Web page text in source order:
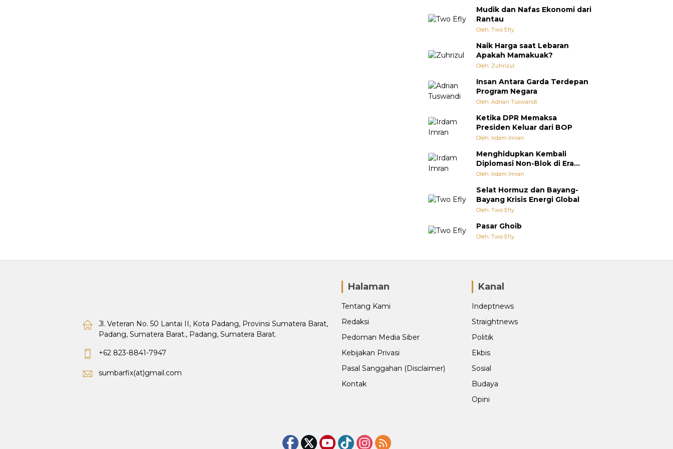
Mudik dan Nafas Ekonomi dari
Rantau
Oleh: Two Efly
Naik Harga saat Lebaran
Apakah Mamakuak?
Oleh: Zuhrizul
Insan Antara Garda Terdepan
Program Negara
Oleh: Adrian Tuswandi
Ketika DPR Memaksa
Presiden Keluar dari BOP
Oleh: Irdam Imran
Menghidupkan Kembali
Diplomasi Non-Blok di Era
Multipolar
Oleh: Irdam Imran
Selat Hormuz dan Bayang-
Bayang Krisis Energi Global
Oleh: Two Efly
Pasar Ghoib
Oleh: Two Efly
Jl. Veteran No. 50 Lantai II, Kota Padang, Provinsi Sumatera Barat,
Padang, Sumatera Barat., Padang, Sumatera Barat.
+62 823-8841-7947
sumbarfix(at)gmail.com
Halaman
Tentang Kami
Redaksi
Pedoman Media Siber
Kebijakan Privasi
Pasal Sanggahan (Disclaimer)
Kontak
Kanal
Indeptnews
Straightnews
Politik
Ekbis
Sosial
Budaya
Opini